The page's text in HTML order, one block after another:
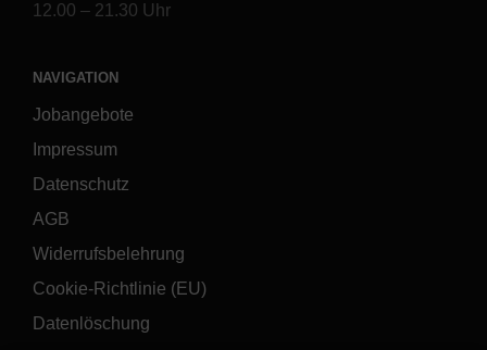
12.00 – 21.30 Uhr
NAVIGATION
Jobangebote
Impressum
Datenschutz
AGB
Widerrufsbelehrung
Cookie-Richtlinie (EU)
Datenlöschung